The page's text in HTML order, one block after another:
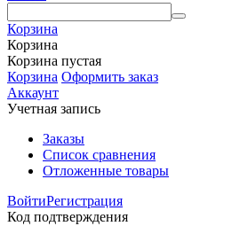
Корзина
Корзина
Корзина пустая
Корзина Оформить заказ
Аккаунт
Учетная запись
Заказы
Список сравнения
Отложенные товары
ВойтиРегистрация
Код подтверждения